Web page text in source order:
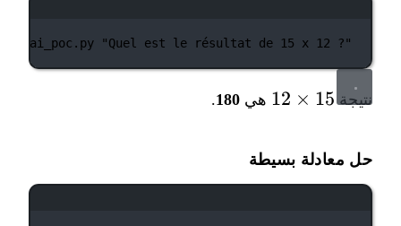
"Quel est le résultat de 15 x 12 ?"
نتيجة15
15
×
12 هي 180
.
حل معادلة بسيطة